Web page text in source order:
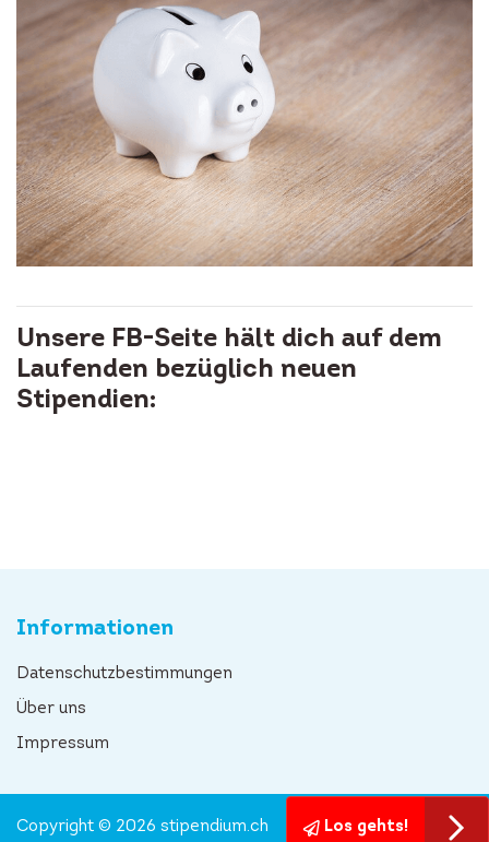
Unsere FB-Seite hält dich auf dem
Laufenden bezüglich neuen
Stipendien:
Informationen
Datenschutzbestimmungen
Über uns
Impressum
Los gehts!
Copyright © 2026 stipendium.ch